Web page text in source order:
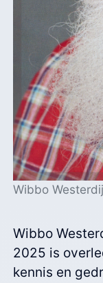
Wibbo
Wibbo
2025 is
kennis en